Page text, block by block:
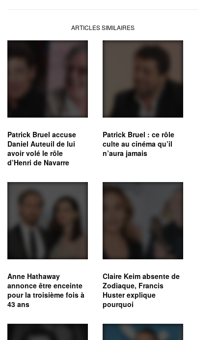
ARTICLES SIMILAIRES
Patrick Bruel accuse
Daniel Auteuil de lui
avoir volé le rôle
d’Henri de Navarre
Patrick Bruel : ce rôle
culte au cinéma qu’il
n’aura jamais
Anne Hathaway
annonce être enceinte
pour la troisième fois à
43 ans
Claire Keim absente de
Zodiaque, Francis
Huster explique
pourquoi